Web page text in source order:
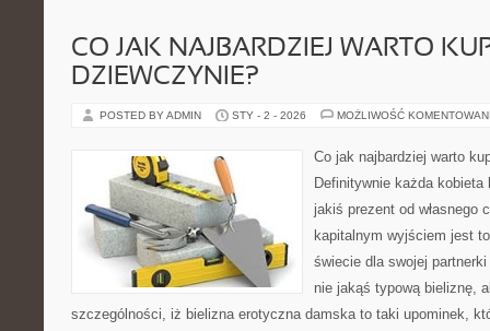
CO JAK NAJBARDZIEJ WARTO
DZIEWCZYNIE?
POSTED BY ADMIN STY - 2 - 2026 MOŻLIWOŚĆ
Co jak najbardziej warto
Definitywnie każda
jakiś prezent od własnego
kapitalnym wyjściem jest
świecie dla swojej
nie jakąś typową bieliznę,
szczególności, iż bielizna erotyczna damska to taki upominek,